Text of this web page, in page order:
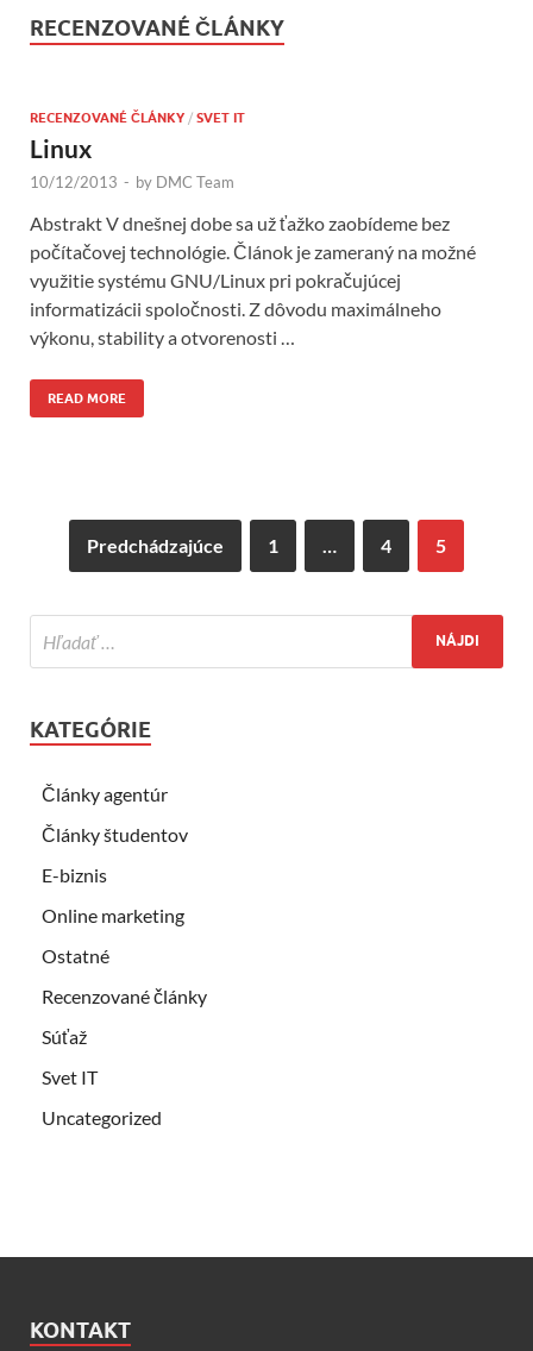
RECENZOVANÉ ČLÁNKY
RECENZOVANÉ ČLÁNKY / SVET IT
Linux
10/12/2013 - by DMC Team
Abstrakt V dnešnej dobe sa už ťažko zaobídeme bez
počítačovej technológie. Článok je zameraný na možné
využitie systému GNU/Linux pri pokračujúcej
informatizácii spoločnosti. Z dôvodu maximálneho
výkonu, stability a otvorenosti …
READ MORE
Predchádzajúce 1 4 5
KATEGÓRIE
Články agentúr
Články študentov
E-biznis
Online marketing
Ostatné
Recenzované články
Súťaž
Svet IT
Uncategorized
KONTAKT